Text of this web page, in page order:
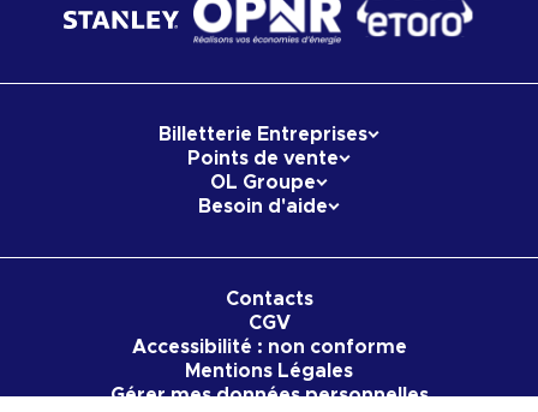
Billetterie Entreprises
Points de vente
OL Groupe
Besoin d'aide
Contacts
CGV
Accessibilité : non conforme
Mentions Légales
Gérer mes données personnelles